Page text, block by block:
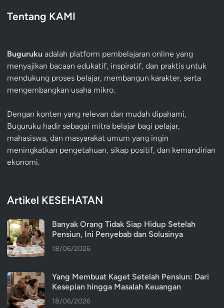
Tentang KAMI
Buguruku adalah platform pembelajaran online yang
menyajikan bacaan edukatif, inspiratif, dan praktis untuk
mendukung proses belajar, membangun karakter, serta
mengembangkan usaha mikro.
Dengan konten yang relevan dan mudah dipahami,
Buguruku hadir sebagai mitra belajar bagi pelajar,
mahasiswa, dan masyarakat umum yang ingin
meningkatkan pengetahuan, sikap positif, dan kemandirian
ekonomi.
Artikel KESEHATAN
Banyak Orang Tidak Siap Hidup Setelah
Pensiun, Ini Penyebab dan Solusinya
18/06/2026
Yang Membuat Kaget Setelah Pensiun: Dari
Kesepian hingga Masalah Keuangan
18/06/2026